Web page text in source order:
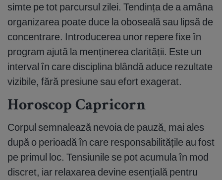
simte pe tot parcursul zilei. Tendința de a amâna
organizarea poate duce la oboseală sau lipsă de
concentrare. Introducerea unor repere fixe în
program ajută la menținerea clarității. Este un
interval în care disciplina blândă aduce rezultate
vizibile, fără presiune sau efort exagerat.
Horoscop Capricorn
Corpul semnalează nevoia de pauză, mai ales
după o perioadă în care responsabilitățile au fost
pe primul loc. Tensiunile se pot acumula în mod
discret, iar relaxarea devine esențială pentru